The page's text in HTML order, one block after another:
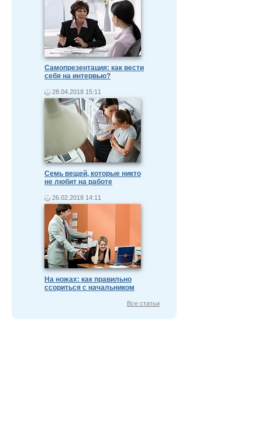
Самопрезентация: как вести
себя на интервью?
28.04.2018 15:11
Семь вещей, которые никто
не любит на работе
26.02.2018 14:11
На ножах: как правильно
ссориться с начальником
Все статьи